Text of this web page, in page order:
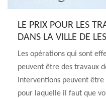
LE PRIX POUR LES
DANS LA VILLE DE
Les opérations qui sont
peuvent être des travaux
interventions peuvent
pour laquelle il faut que